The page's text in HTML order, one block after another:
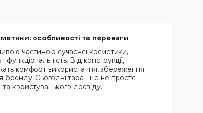
особливості та переваги
частиною сучасної косметики,
функціональність. Від конструкції,
комфорт використання, збереження
бренду. Сьогодні тара - це не просто
користувацького досвіду.